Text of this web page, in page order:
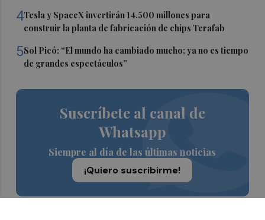
4Tesla y SpaceX invertirán 14.500 millones para
construir la planta de fabricación de chips Terafab
5Sol Picó: “El mundo ha cambiado mucho; ya no es tiempo
de grandes espectáculos”
Suscríbete al canal de
Whatsapp
Siempre al día de las últimas noticias
¡Quiero suscribirme!